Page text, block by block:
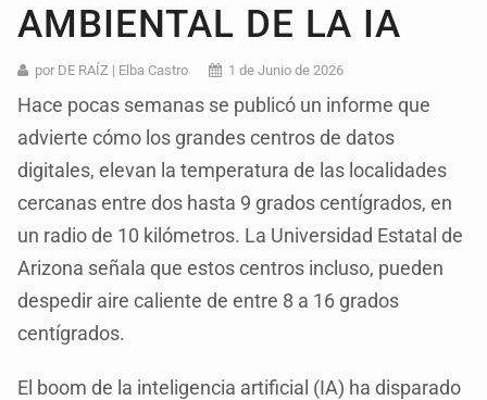
AMBIENTAL DE LA IA
por DE RAÍZ | Elba Castro 1 de Junio de 2026
Hace pocas semanas se publicó un informe que
advierte cómo los grandes centros de datos
digitales, elevan la temperatura de las localidades
cercanas entre dos hasta 9 grados centígrados, en
un radio de 10 kilómetros. La Universidad Estatal de
Arizona señala que estos centros incluso, pueden
despedir aire caliente de entre 8 a 16 grados
centígrados.
El boom de la inteligencia artificial (IA) ha disparado